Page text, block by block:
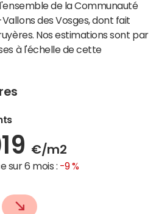
de la Communauté
des Vosges, dont fait
Nos estimations sont par
à l'échelle de cette
€/m2
sur 6 mois : -9 %